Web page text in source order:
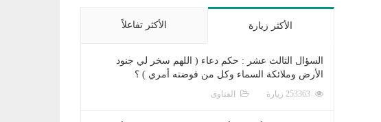
الأكثر زيارة الأكثر تفاعلاً
السؤال الثالث عشر : حكم دعاء ( اللهم سخر لي جنود
الأرض وملائكة السماء وكل من فوضته أمري ) ؟
الفتاوى